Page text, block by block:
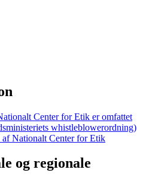
Center for Etik er omfattet
whistleblowerordning)
Nationalt Center for Etik
og regionale